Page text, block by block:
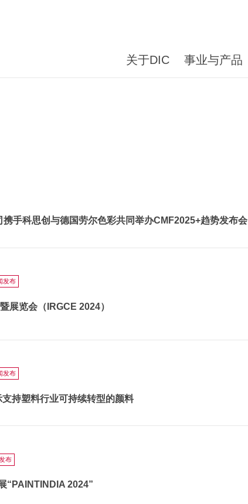
关于DIC 事业与产品
手科思创与德国劳尔色彩共同举办CMF2025+趋势发布会
发布
展览会（IRGCE 2024）
发布
持塑料行业可持续转型的颜料
布
“PAINTINDIA 2024”